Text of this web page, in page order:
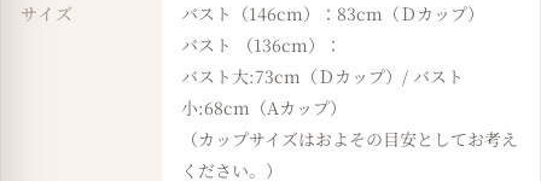
サイズ
バスト（146cm）：83cm（Ｄカップ）
バスト （136cm）：
バスト大:73cm（Ｄカップ）/ バスト
小:68cm（Aカップ）
（カップサイズはおよその目安としてお考え
ください。）